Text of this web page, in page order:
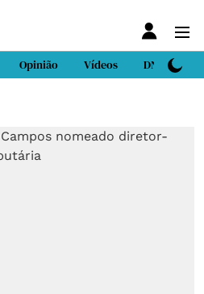
Opinião Vídeos DN Sport